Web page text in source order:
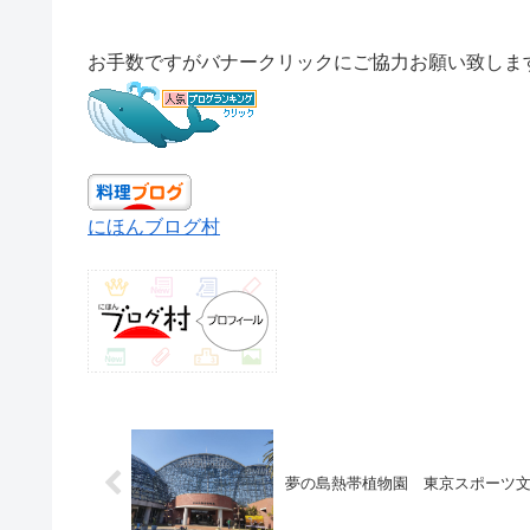
お手数ですがバナークリックにご協力お願い致しま
にほんブログ村
夢の島熱帯植物園 東京スポーツ